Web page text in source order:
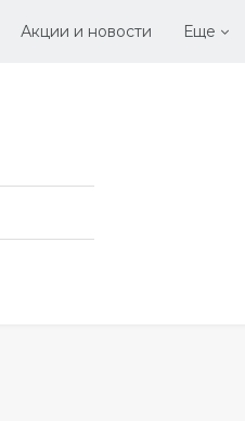
Акции и новости Еще